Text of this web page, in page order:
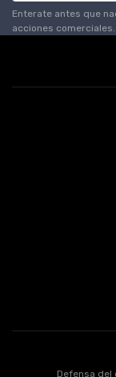
Enterate antes que
acciones comerciales.
Defensa del